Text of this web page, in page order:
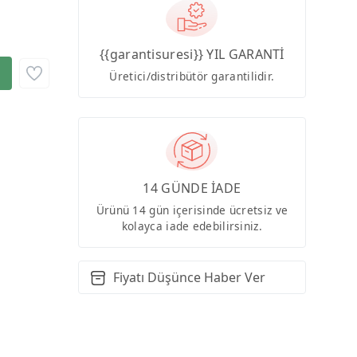
{{garantisuresi}} YIL GARANTİ
Üretici/distribütör garantilidir.
14 GÜNDE İADE
Ürünü 14 gün içerisinde ücretsiz ve
kolayca iade edebilirsiniz.
Fiyatı Düşünce Haber Ver